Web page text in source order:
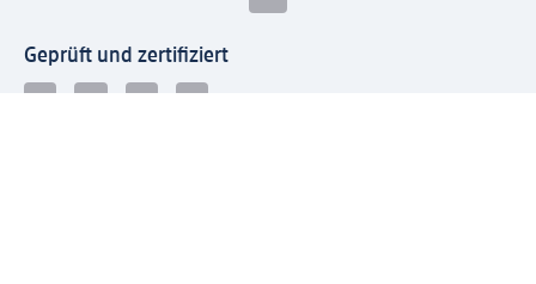
Geprüft und zertifiziert